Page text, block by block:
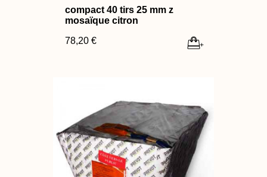
compact 40 tirs 25 mm z
mosaïque citron
78,20 €
+